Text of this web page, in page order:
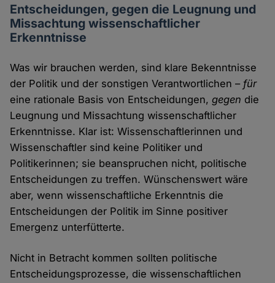
Entscheidungen, gegen die Leugnung und
Missachtung wissenschaftlicher
Erkenntnisse
Was wir brauchen werden, sind klare Bekenntnisse
der Politik und der sonstigen Verantwortlichen – für
eine rationale Basis von Entscheidungen,gegen die
Leugnung und Missachtung wissenschaftlicher
Erkenntnisse. Klar ist: Wissenschaftlerinnen und
Wissenschaftler sind keine Politiker und
Politikerinnen; sie beanspruchen nicht, politische
Entscheidungen zu treffen. Wünschenswert wäre
aber, wenn wissenschaftliche Erkenntnis die
Entscheidungen der Politik im Sinne positiver
Emergenz unterfütterte.
Nicht in Betracht kommen sollten politische
Entscheidungsprozesse, die wissenschaftlichen